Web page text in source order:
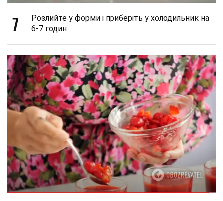
7
Розлийте у форми і приберіть у холодильник на
6-7 годин